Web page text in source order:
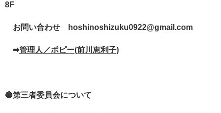
8F
お問い合わせ hoshinoshizuku0922@gmail.com
➡管理人／ポピー(前川恵利子)
🔵第三者委員会について